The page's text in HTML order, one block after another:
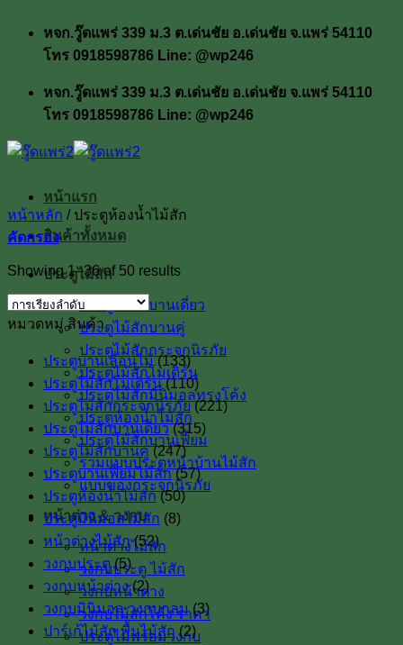
เนื้อหา
หจก.วู๊ดแพร่ 339 ม.3 ต.เด่นชัย อ.เด่นชัย จ.แพร่ 54110
โทร 0918598786 Line: @wp246
หจก.วู๊ดแพร่ 339 ม.3 ต.เด่นชัย อ.เด่นชัย จ.แพร่ 54110
โทร 0918598786 Line: @wp246
หน้าแรก
สินค้าทั้งหมด
ประตูไม้สัก
ประตูไม้สักบานเดี่ยว
ประตูไม้สักบานคู่
ประตูไม้สักกระจกนิรภัย
ประตูไม้สักโมเดิร์น
ประตูไม้สักมินิมอลทรงโค้ง
ประตูห้องน้ำไม้สัก
ประตูไม้สักบานเฟี้ยม
รวมแบบประตูหน้าบ้านไม้สัก
แบบของกระจกนิรภัย
หน้าต่าง & วงกบ
หน้าต่างไม้สัก
วงกบประตู ไม้สัก
วงกบหน้าต่าง
วงกบไม้สักโค้ง ราคา
ประตูไม้พร้อมวงกบ
หน้าหลัก /ประตูห้องน้ำไม้สัก
คัดกรอง
Showing 1–36 of 50 results
หมวดหมู่ สินค้า
ประตูบานเลื่อนไม้ (133)
ประตูไม้สักโมเดิร์น (110)
ประตูไม้สักกระจกนิรภัย (221)
ประตูไม้สักบานเดี่ยว (315)
ประตูไม้สักบานคู่ (247)
ประตูบานเฟี้ยมไม้สัก (57)
ประตูห้องน้ำไม้สัก (50)
ประตูมินิมอลไม้สัก (8)
หน้าต่างไม้สัก (52)
วงกบประตู (5)
วงกบหน้าต่าง (2)
วงกบมินิมอล วงกบกลม (3)
ปาร์เก้ไม้สัก พื้นไม้สัก (2)